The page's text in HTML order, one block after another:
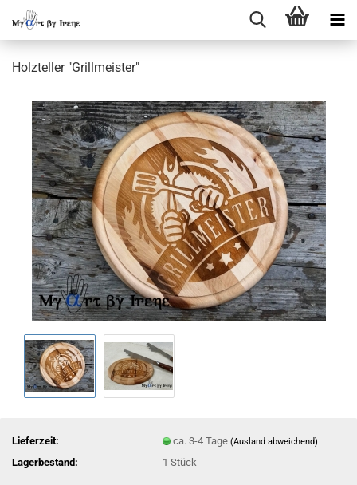
Holzteller "Grillmeister"
Lieferzeit: ca. 3-4 Tage(Ausland abweichend)
Lagerbestand: 1Stück